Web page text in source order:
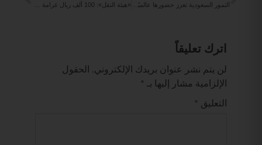
التمور السعودية تعزز حضورها عالميًا بصادرات تتجاوز 1.9 مليار ريال في 2025 «هيئة النقل»: 100 ألف ريال غرامة لنقل حاملي تأشيرات الزيارة إلى مكة خلال موسم الحج
اترك تعليقاً
لن يتم نشر عنوان بريدك الإلكتروني.
الحقول
الإلزامية مشار إليها بـ *
التعليق *